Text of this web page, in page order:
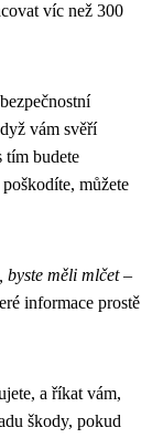
víc než 300
vám svěří
tím budete
můžete
byste měli mlčet–
informace prostě
a říkat vám,
škody, pokud